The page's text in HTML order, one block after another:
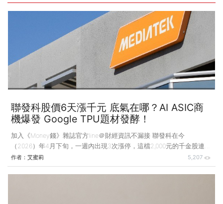
聯發科股價6天漲千元 底氣在哪？AI ASIC商
機爆發 Google TPU題材發酵！
加入《Money錢》雜誌官方line＠財經資訊不漏接 聯發科在今
（2026）年4月下旬，一週內出現3次漲停，這檔2,000元的千金股連拉
3根停板，許多投資人都在問：聯發科到底怎麼了？ 過去講到聯發
科，多數人想到的是手機晶片，從4G、5G到天璣系列，它在Android陣
作者： 艾蜜莉 5,207